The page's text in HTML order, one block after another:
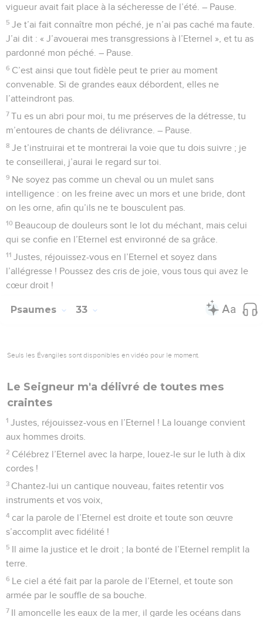
vigueur avait fait place à la sécheresse de l’été. – Pause.
5 Je t’ai fait connaître mon péché, je n’ai pas caché ma faute.
J’ai dit : « J’avouerai mes transgressions à l’Eternel », et tu as
pardonné mon péché. – Pause.
6 C’est ainsi que tout fidèle peut te prier au moment
convenable. Si de grandes eaux débordent, elles ne
l’atteindront pas.
7 Tu es un abri pour moi, tu me préserves de la détresse, tu
m’entoures de chants de délivrance. – Pause.
8 Je t’instruirai et te montrerai la voie que tu dois suivre ; je
te conseillerai, j’aurai le regard sur toi.
9 Ne soyez pas comme un cheval ou un mulet sans
intelligence : on les freine avec un mors et une bride, dont
on les orne, afin qu’ils ne te bousculent pas.
10 Beaucoup de douleurs sont le lot du méchant, mais celui
qui se confie en l’Eternel est environné de sa grâce.
11 Justes, réjouissez-vous en l’Eternel et soyez dans
l’allégresse ! Poussez des cris de joie, vous tous qui avez le
cœur droit !
Psaumes 33
Seuls les Évangiles sont disponibles en vidéo pour le moment.
Le Seigneur m'a délivré de toutes mes
craintes
1 Justes, réjouissez-vous en l’Eternel ! La louange convient
aux hommes droits.
2 Célébrez l’Eternel avec la harpe, louez-le sur le luth à dix
cordes !
3 Chantez-lui un cantique nouveau, faites retentir vos
instruments et vos voix,
4 car la parole de l’Eternel est droite et toute son œuvre
s’accomplit avec fidélité !
5 Il aime la justice et le droit ; la bonté de l’Eternel remplit la
terre.
6 Le ciel a été fait par la parole de l’Eternel, et toute son
armée par le souffle de sa bouche.
7 Il amoncelle les eaux de la mer, il garde les océans dans